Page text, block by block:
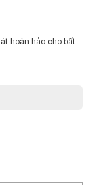
hoàn hảo cho bất